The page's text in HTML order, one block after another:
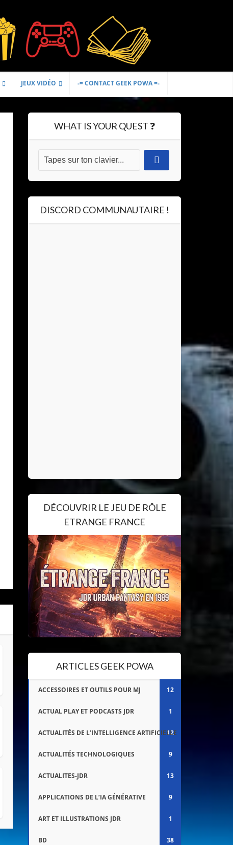
JEUX VIDÉO -= CONTACT GEEK POWA =-
WHAT IS YOUR QUEST ❓
DISCORD COMMUNAUTAIRE !
DÉCOUVRIR LE JEU DE RÔLE
ETRANGE FRANCE
ARTICLES GEEK POWA
ACCESSOIRES ET OUTILS POUR MJ 12
ACTUAL PLAY ET PODCASTS JDR 1
ACTUALITÉS DE L’INTELLIGENCE ARTIFICIELLE
12
ACTUALITÉS TECHNOLOGIQUES 9
ACTUALITES-JDR 13
APPLICATIONS DE L’IA GÉNÉRATIVE 9
ART ET ILLUSTRATIONS JDR 1
BD 38